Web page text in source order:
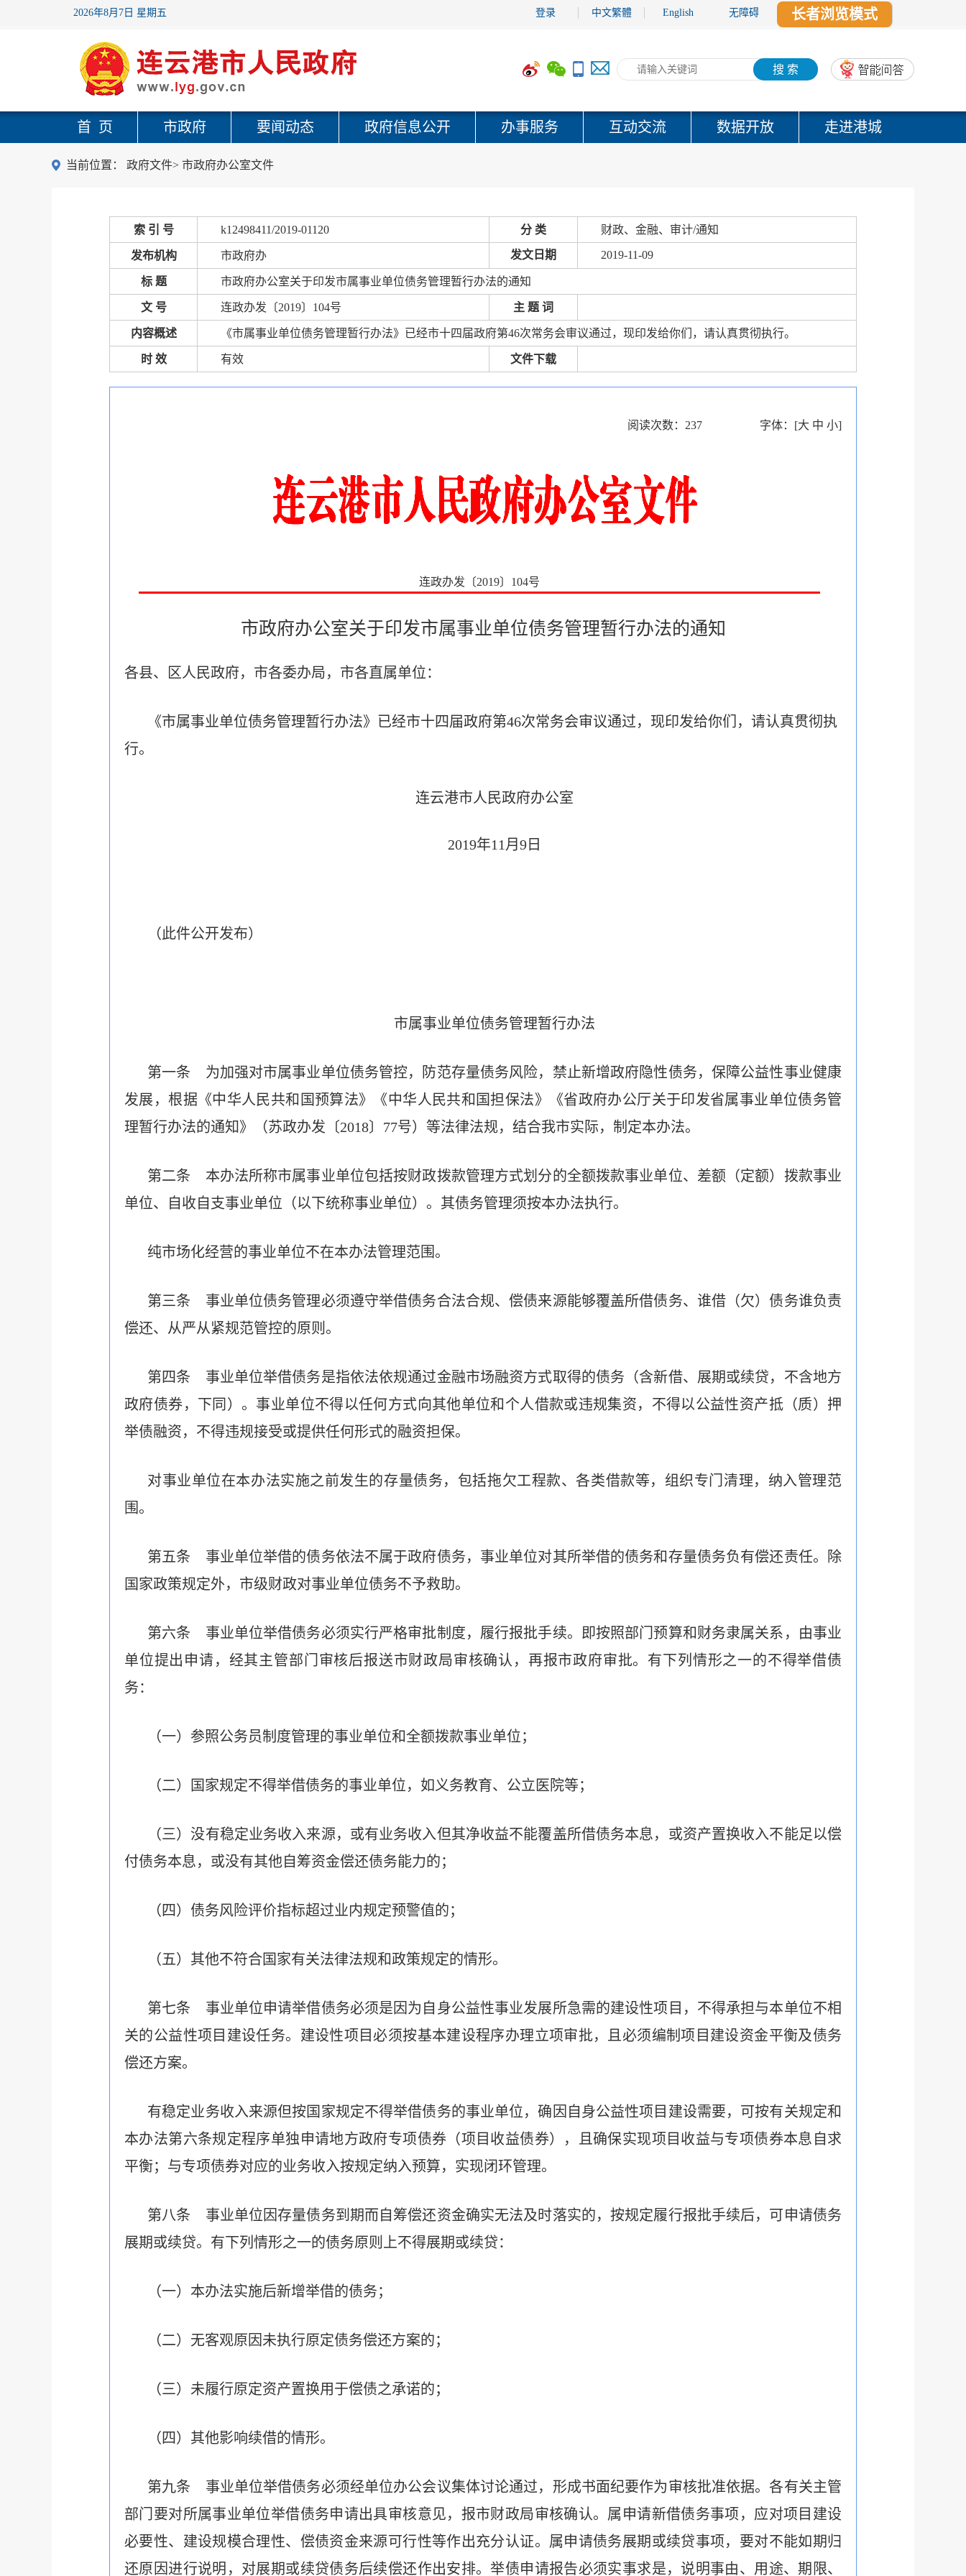
2026年8月7日 星期五 登录 中文繁體 English 无障碍 长者浏览模式
搜 索
首 页 市政府 要闻动态 政府信息公开 办事服务 互动交流 数据开放 走进港城
当前位置： 政府文件> 市政府办公室文件
索 引 号 k12498411/2019-01120 分 类 财政、金融、审计/通知
发布机构 市政府办 发文日期 2019-11-09
标 题 市政府办公室关于印发市属事业单位债务管理暂行办法的通知
文 号 连政办发〔2019〕104号 主 题 词
内容概述 《市属事业单位债务管理暂行办法》已经市十四届政府第46次常务会审议通过，现印发给你们，请认真贯彻执行。
时 效 有效 文件下载
阅读次数： 237 字体： [大 中 小]
连政办发〔2019〕104号
市政府办公室关于印发市属事业单位债务管理暂行办法的通知
各县、区人民政府，市各委办局，市各直属单位：
《市属事业单位债务管理暂行办法》已经市十四届政府第46次常务会审议通过，现印发给你们，请认真贯彻执
行。
连云港市人民政府办公室
2019年11月9日
（此件公开发布）
市属事业单位债务管理暂行办法
第一条 为加强对市属事业单位债务管控，防范存量债务风险，禁止新增政府隐性债务，保障公益性事业健康
发展，根据《中华人民共和国预算法》《中华人民共和国担保法》《省政府办公厅关于印发省属事业单位债务管
理暂行办法的通知》（苏政办发〔2018〕77号）等法律法规，结合我市实际，制定本办法。
第二条 本办法所称市属事业单位包括按财政拨款管理方式划分的全额拨款事业单位、差额（定额）拨款事业
单位、自收 自支事业单位（以下统称事业单位）。其债务管理须按本办法执行。
纯市场化经营的事业单位不在本办法管理范围。
第三条 事业单位债务管理必须遵守举借债务合法合规、偿债来源能够覆盖所借债务、谁借（欠）债务谁负责
偿还、从严从紧规范管控的原则。
第四条 事业单位举借债务是指依法依规通过金融市场融资方式取得的债务（含新借、展期或续贷，不含地方
政府债券，下同）。事业单位不得以任何方式向其他单位和个人借款或违规集资，不得以公益性资产抵（质）押
举债融资，不得违规接受或提供任何形式的融资担保。
对事业单位在本办法实施之前发生的存量债务，包括拖欠工程款、各类借款等，组织专门清理，纳入管理范
围。
第五条 事业单位举借的债务依法不属于政府债务，事业单位对其所举借的债务和存量债务负有偿还责任。除
国家政策规定外，市级财政对事业单位债务不予救助。
第六条 事业单位举借债务必须实行严格审批制度，履行报批手续。即按照部门预算和财务隶属关系，由事业
单位提出申请，经其主管部门审核后报送市财政局审核确认，再报市政府审批。有下列情形之一的不得举借债
务：
（一） 参照公务员制度管理的事业单位和全额拨款事业单位；
（二）国家规定不得举借债务的事业单位，如义务教育、公立医院等；
（三）没有稳定业务收入来源，或有业务收入但其净收益不能覆盖所借债务本息，或资产置换收入不能足以偿
付债务本息，或没有其他自筹资金偿还债务能力的；
（四）债务风险评价指标超过业内规定预警值的；
（五）其他不符合国家有关法律法规和政策规定的情形。
第七条 事业单位申请举借债务必须是因为自身公益性事业发展所急需的建设性项目，不得承担与本单位不相
关的公益性项目建设任务。建设性项目必须按基本建设程序办理立项审批，且必须编制项目建设资金平衡及债务
偿还方案。
有稳定业务收入来源但按国家规定不得举借债务的事业单位，确因自身公益性项目建设需要，可按有关规定和
本办法第六条规定程序单独申请地方政府专项债券（项目收益债券），且确保实现项目收益与专项债券本息自求
平衡；与专项债券对应的业务收入按规定纳入预算，实现闭环管理。
第八条 事业单位因存量债务到期而自筹偿还资金确实无法及时落实的，按规定履行报批手续后，可申请债务
展期或续贷。有下列情形之一的债务原则上不得展期或续贷：
（一）本办法实施后新增举借的债务；
（二）无客观原因未执行原定债务偿还方案的；
（三）未履行原定资产置换用于偿债之承诺的；
（四）其他影响续借的情形。
第九条 事业单位举借债务必须经单位办公会议集体讨论通过，形成书面纪要作为审核批准依据。各有关主管
部门要对所属事业单位举借债务申请出具审核意见，报市财政局审核确认。属申请新借债务事项，应对项目建设
必要性、建设规模合理性、偿债资金来源可行性等作出充分认证。属申请债务展期或续贷事项，要对不能如期归
还原因进行说明，对展期或续贷债务后续偿还作出安排。举债申请报告必须实事求是，说明事由、用途、期限、